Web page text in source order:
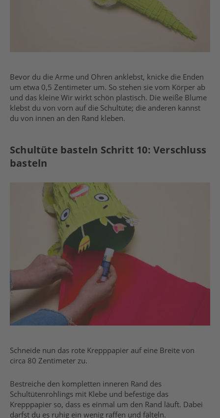
Bevor du die Arme und Ohren anklebst, knicke die Enden
um etwa 0,5 Zentimeter um. So stehen sie vom Körper ab
und das kleine Wir wirkt schön plastisch. Die weiße Blume
klebst du von vorn auf die Schultüte; die anderen kannst
du von innen an den Rand kleben.
Schultüte basteln Schritt 10: Verschluss
basteln
Schneide nun das rote Krepppapier auf eine Breite von
circa 80 Zentimeter zu.
Bestreiche den kompletten inneren Rand des
Schultütenrohlings mit Klebe und befestige das
Krepppapier so, dass es einmal um den Rand läuft. Dabei
darfst du es ruhig ein wenig raffen und fälteln.